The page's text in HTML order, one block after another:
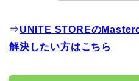
⇒UNITE STOREの
解決したい方はこちら